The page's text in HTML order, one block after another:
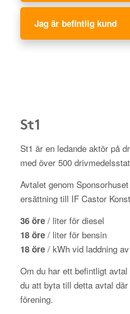
Jag är befintlig kund
St1
St1 är en ledande aktör på
med över 500
Avtalet genom
ersättning till IF Castor
36 öre / liter för diesel
18 öre / liter för bensin
18 öre / kWh vid laddning
Om du har ett befintligt
du att byta till detta avtal
förening.